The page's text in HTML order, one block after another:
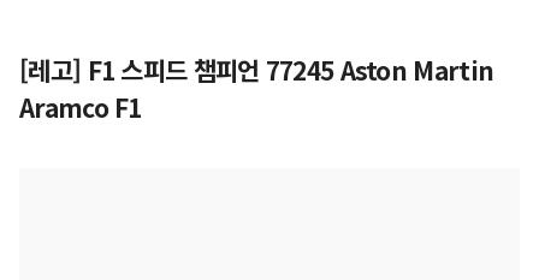
[레고] F1 스피드 챔피언 77245 Aston Martin
Aramco F1